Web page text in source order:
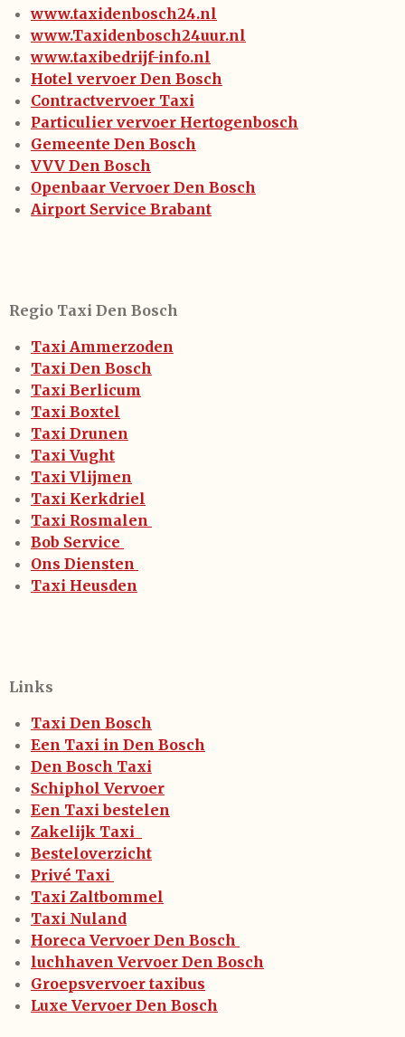
www.taxidenbosch24.nl
www.Taxidenbosch24uur.nl
www.taxibedrijf-info.nl
Hotel vervoer Den Bosch
Contractvervoer Taxi
Particulier vervoer Hertogenbosch
Gemeente Den Bosch
VVV Den Bosch
Openbaar Vervoer Den Bosch
Airport Service Brabant
Regio Taxi Den Bosch
Taxi Ammerzoden
Taxi Den Bosch
Taxi Berlicum
Taxi Boxtel
Taxi Drunen
Taxi Vught
Taxi Vlijmen
Taxi Kerkdriel
Taxi Rosmalen
Bob Service
Ons Diensten
Taxi Heusden
Links
Taxi Den Bosch
Een Taxi in Den Bosch
Den Bosch Taxi
Schiphol Vervoer
Een Taxi bestelen
Zakelijk Taxi
Besteloverzicht
Privé Taxi
Taxi Zaltbommel
Taxi Nuland
Horeca Vervoer Den Bosch
luchhaven Vervoer Den Bosch
Groepsvervoer taxibus
Luxe Vervoer Den Bosch